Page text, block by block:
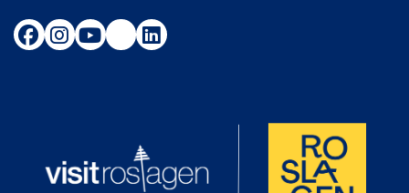
Följ oss på Facebook
Följ oss på Instagram
Följ oss på Youtube
TikTokLinkedIn